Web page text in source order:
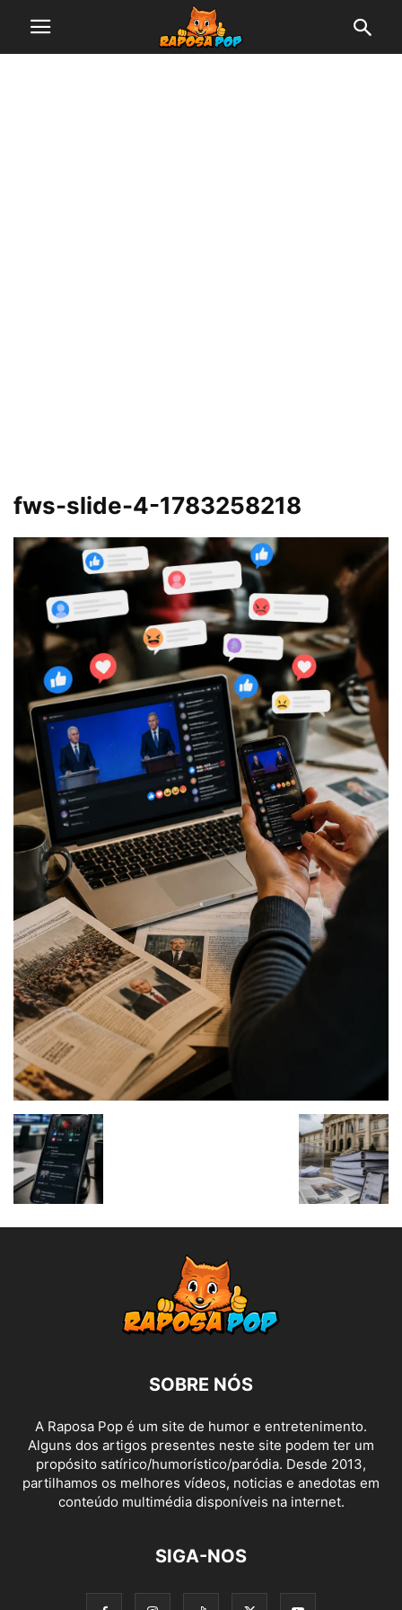
fws-slide-4-1783258218
SOBRE NÓS
A Raposa Pop é um site de humor e entretenimento.
Alguns dos artigos presentes neste site podem ter um
propósito satírico/humorístico/paródia. Desde 2013,
partilhamos os melhores vídeos, noticias e anedotas em
conteúdo multimédia disponíveis na internet.
SIGA-NOS